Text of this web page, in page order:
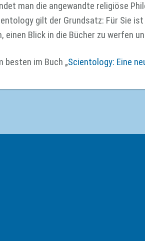
man die angewandte religiöse
gilt der Grundsatz: Für Sie
Blick in die Bücher zu werfen
besten im Buch „Scientology: Eine